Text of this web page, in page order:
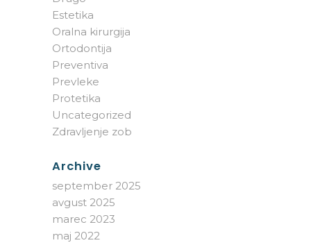
Estetika
Oralna kirurgija
Ortodontija
Preventiva
Prevleke
Protetika
Uncategorized
Zdravljenje zob
Archive
september 2025
avgust 2025
marec 2023
maj 2022